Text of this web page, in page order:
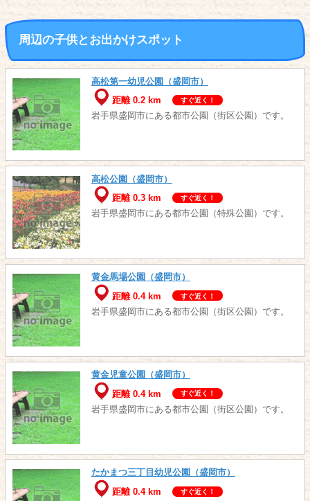
周辺の子供とお出かけスポット
高松第一幼児公園（盛岡市）
距離 0.2 km
すぐ近く！
岩手県盛岡市にある都市公園（街区公園）です。
高松公園（盛岡市）
距離 0.3 km
すぐ近く！
岩手県盛岡市にある都市公園（特殊公園）です。
黄金馬場公園（盛岡市）
距離 0.4 km
すぐ近く！
岩手県盛岡市にある都市公園（街区公園）です。
黄金児童公園（盛岡市）
距離 0.4 km
すぐ近く！
岩手県盛岡市にある都市公園（街区公園）です。
たかまつ三丁目幼児公園（盛岡市）
距離 0.4 km
すぐ近く！